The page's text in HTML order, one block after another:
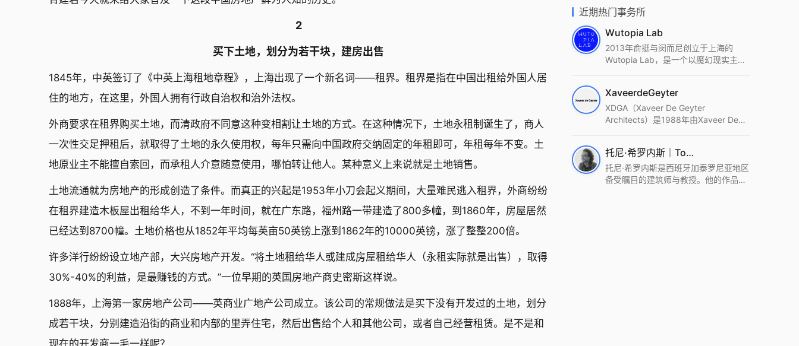
2
买下土地，划分为若干块，建房出售
1845年，中英签订了《中英上海租地章程》，上海出现了一个新名词——租界。租界是指在中国出租给外国人居
住的地方，在这里，外国人拥有行政自治权和治外法权。
外商要求在租界购买土地，而清政府不同意这种变相割让土地的方式。在这种情况下，土地永租制诞生了，商人
一次性交足押租后，就取得了土地的永久使用权，每年只需向中国政府交纳固定的年租即可，年租每年不变。土
地原业主不能擅自索回，而承租人介意随意使用，哪怕转让他人。某种意义上来说就是土地销售。
土地流通就为房地产的形成创造了条件。而真正的兴起是1953年小刀会起义期间，大量难民逃入租界，外商纷纷
在租界建造木板屋出租给华人，不到一年时间，就在广东路，福州路一带建造了800多幢，到1860年，房屋居然
已经达到8700幢。土地价格也从1852年平均每英亩50英镑上涨到1862年的10000英镑，涨了整整200倍。
许多洋行纷纷设立地产部，大兴房地产开发。“将土地租给华人或建成房屋租给华人（永租实际就是出售），取得
30%-40%的利益，是最赚钱的方式。”一位早期的英国房地产商史密斯这样说。
1888年，上海第一家房地产公司——英商业广地产公司成立。该公司的常规做法是买下没有开发过的土地，划分
成若干块，分别建造沿街的商业和内部的里弄住宅，然后出售给个人和其他公司，或者自己经营租赁。是不是和
近期热门事务所
Wutopia Lab
2013年俞挺与闵而尼创立于上海的
Wutopia Lab，是一个以魔幻现实主
统这种新的思维范式为基础，以上海性
和生活性为介入设计的原点，以建筑为
工具，从而推动建筑学和社会学进步。
2022 DFA中获Merit,2021 Architizer
A+ Firm Awards中获Special
Mention：Best Young Firm，2020 IF
XaveerdeGeyter
XDGA（Xaveer De Geyter
Architects）是1988年由Xaveer De
进的设计方法、多元的专业团队和国际
化的作品著称，曾获密斯·凡·德罗奖、
Bigmat奖等多项重要奖项。XDGA主张
托尼·希罗内斯｜Toni Gironès
托尼·希罗内斯是西班牙加泰罗尼亚地区
备受瞩目的建筑师与教授。他的作品深